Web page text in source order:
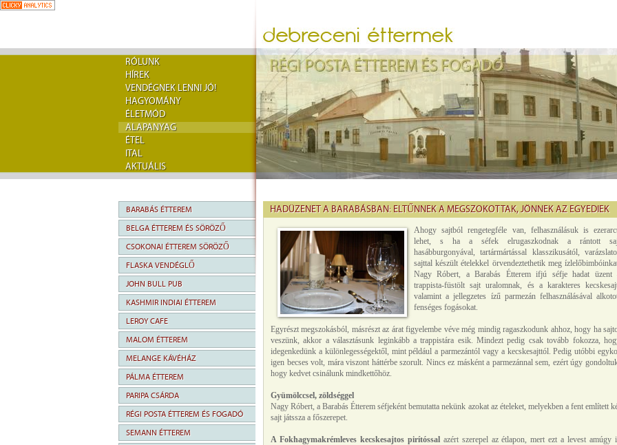
RÓLUNK
HÍREK
VENDÉGNEK LENNI JÓ!
HAGYOMÁNY
ÉLETMÓD
ALAPANYAG
ÉTEL
ITAL
AKTUÁLIS
BARABÁS ÉTTEREM
BELGA ÉTTEREM ÉS SÖRÖZŐ
CSOKONAI ÉTTEREM SÖRÖZŐ
FLASKA VENDÉGLŐ
JOHN BULL PUB
KASHMIR INDIAI ÉTTEREM
LEROY CAFE
MALOM ÉTTEREM
MELANGE KÁVÉHÁZ
PÁLMA ÉTTEREM
PARIPA CSÁRDA
RÉGI POSTA ÉTTEREM ÉS FOGADÓ
SEMANN ÉTTEREM
HADÜZENET A BARABÁSBAN: ELTŰNNEK A MEGSZOKOTTAK, JÖNNEK AZ EGYEDIEK
Ahogy sajtból rengetegféle van, felhasználásuk is
lehet, s ha a séfek elrugaszkodnak a rántott
hasábburgonyával, tartármártással klasszikusától,
sajttal készült ételekkel örvendeztethetik meg
Nagy Róbert, a Barabás Étterem ifjú séfje hadat üzent
trappista-füstölt sajt uralomnak, és a karakteres
valamint a jellegzetes ízű parmezán felhasználásával
fenséges fogásokat.
Egyrészt megszokásból, másrészt az árat figyelembe véve még mindig ragaszkodunk ahhoz, hogy ha
veszünk, akkor a választásunk leginkább a trappistára esik. Mindezt pedig csak tovább fokozza,
idegenkedünk a különlegességektől, mint például a parmezántól vagy a kecskesajttól. Pedig utóbbi
igen becses volt, mára viszont háttérbe szorult. Nincs ez másként a parmezánnal sem, ezért úgy
hogy kedvet csinálunk mindkettőhöz.
Gyümölccsel, zöldséggel
Nagy Róbert, a Barabás Étterem séfjeként bemutatta nekünk azokat az ételeket, melyekben a fent említett
sajt játssza a főszerepet.
A Fokhagymakrémleves kecskesajtos pirítóssal azért szerepel az étlapon, mert ezt a levest amúgy